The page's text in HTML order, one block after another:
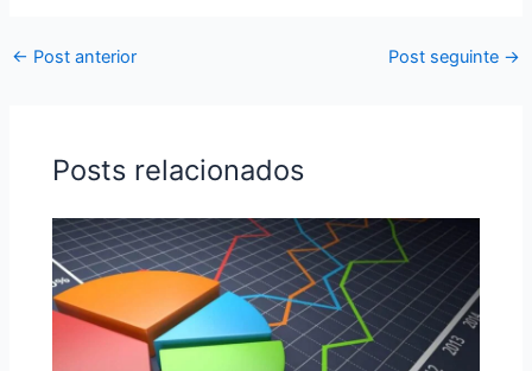
← Post anterior Post seguinte →
Posts relacionados